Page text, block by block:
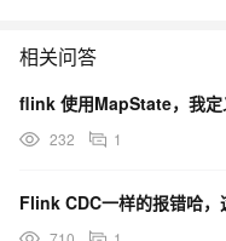
相关问答
232 1
Flink CDC一样的报错哈，